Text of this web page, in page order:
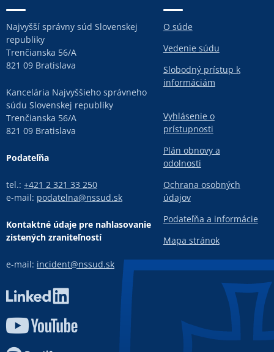
Najvyšší správny súd Slovenskej
republiky
Trenčianska 56/A
821 09 Bratislava
Kancelária Najvyššieho správneho
súdu Slovenskej republiky
Trenčianska 56/A
821 09 Bratislava
Podateľňa
tel.: +421 2 321 33 250
e-mail: podatelna@nssud.sk
Kontaktné údaje pre nahlasovanie
zistených zraniteľností
e-mail: incident@nssud.sk
O súde
Vedenie súdu
Slobodný prístup k
informáciám
Vyhlásenie o
prístupnosti
Plán obnovy a
odolnosti
Ochrana osobných
údajov
Podateľňa a informácie
Mapa stránok